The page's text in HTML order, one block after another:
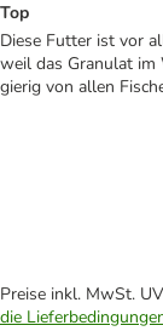
Top
Diese Futter ist vor
weil das Granulat im
gierig von allen
Preise inkl. MwSt.
die